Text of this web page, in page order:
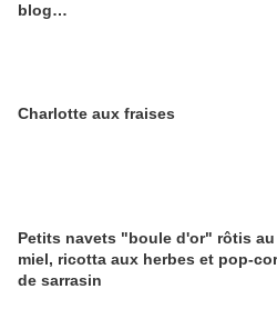
blog…
Charlotte aux fraises
Petits navets "boule d'or" rôtis au
miel, ricotta aux herbes et pop-
de sarrasin